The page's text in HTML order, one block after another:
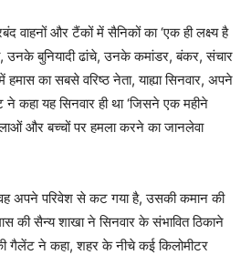
वाहनों और टैंकों में सैनिकों का ‘एक ही लक्ष्य है
उनके बुनियादी ढांचे, उनके कमांडर, बंकर, संचार
हमास का सबसे वरिष्ठ नेता, याह्या सिनवार, अपने
यह सिनवार ही था ‘जिसने एक महीने
और बच्चों पर हमला करने का जानलेवा
अपने परिवेश से कट गया है, उसकी कमान की
की सैन्य शाखा ने सिनवार के संभावित ठिकाने
गैलेंट ने कहा, शहर के नीचे कई किलोमीटर